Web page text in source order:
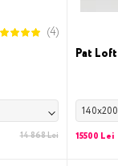
(4)
14 868 Lei
Pat Loft
140x200
15500 Lei